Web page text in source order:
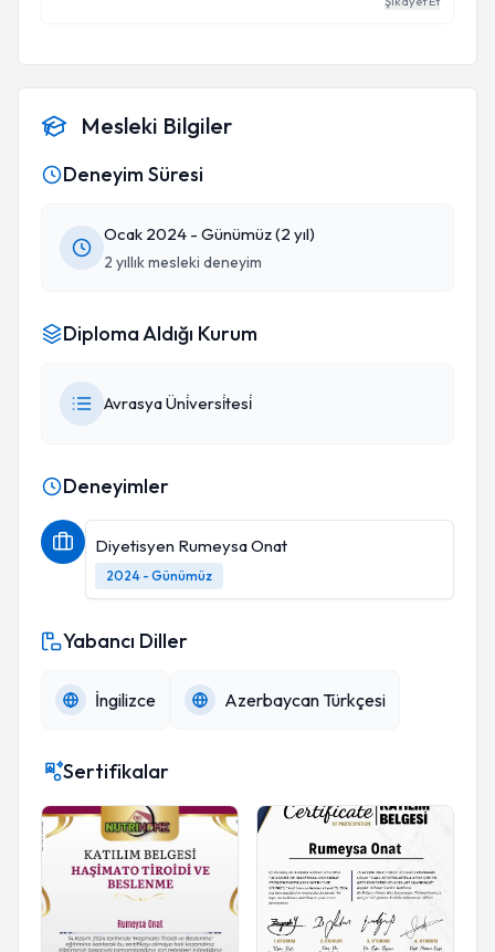
Mesleki Bilgiler
Deneyim Süresi
Ocak 2024 - Günümüz (2 yıl)
2 yıllık mesleki deneyim
Diploma Aldığı Kurum
Avrasya Üni̇versi̇tesi̇
Deneyimler
Diyetisyen Rumeysa Onat
2024 - Günümüz
Yabancı Diller
İngilizce Azerbaycan Türkçesi
Sertifikalar